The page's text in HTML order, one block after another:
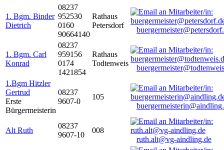
1. Bgm. Binder
Dietrich
08237
952530
0160
90664140
Rathaus
Petersdorf
1. Bgm. Carl
Konrad
08237
959156
0174
1421854
Rathaus
Todtenweis
1.Bgm Hitzler
Gertrud
Erste
Bürgermeisterin
08237
9607-0
105
Alt Ruth
08237
9607-10
008
ruth.alt@vg-aindling.de